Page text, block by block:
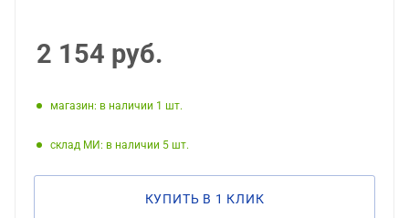
2 154 руб.
Магазин: в наличии 1
Склад МИ: в наличии 5
КУПИТЬ В 1 КЛИК